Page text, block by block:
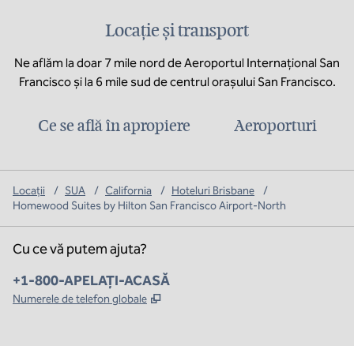
Locație și transport
Ne aflăm la doar 7 mile nord de Aeroportul Internațional San
Francisco și la 6 mile sud de centrul orașului San Francisco.
Ce se află în apropiere Aeroporturi
Locații / SUA / California / Hoteluri Brisbane
/
Homewood Suites by Hilton San Francisco Airport-North
Cu ce vă putem ajuta?
Telefon:
+1-800-APELAȚI-ACASĂ
Numerele de telefon globale ,